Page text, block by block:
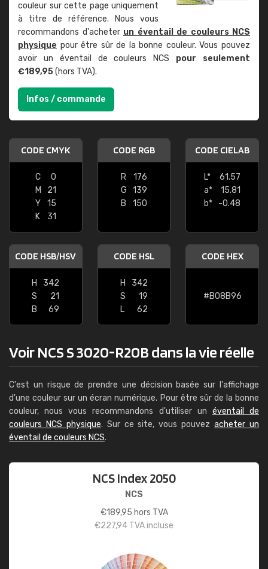
couleur sur cette page uniquement
à titre de référence. Nous vous
recommandons d'acheter un éventail de couleurs NCS
physique pour être sûr de la bonne couleur. Vous pouvez
avoir un éventail de couleurs NCS pour seulement
€189,95(hors TVA).
Infos / commande
CODE CMYK
C
0
M
21
Y
15
K
31
CODE RGB
R
176
G
139
B
150
CODE CIELAB
L*
61.57
a*
15.81
b*
-0.48
CODE HSB/HSV
H
342
S
21
B
69
CODE HSL
H
342
S
19
L
62
CODE HEX
#B08B96
Voir NCS S 3020-R20B dans la vie réelle
C'est un risque de prendre une décision basée sur l'affichage
d'une couleur sur un écran numérique. Pour être sûr de la bonne
couleur, nous vous recommandons d'utiliser un éventail de
couleurs NCS physique. Sur ce site, vous pouvezacheter un
éventail de couleurs NCS.
NCS Index 2050
NCS
€189,95 hors TVA
€227,94 TVA incluse